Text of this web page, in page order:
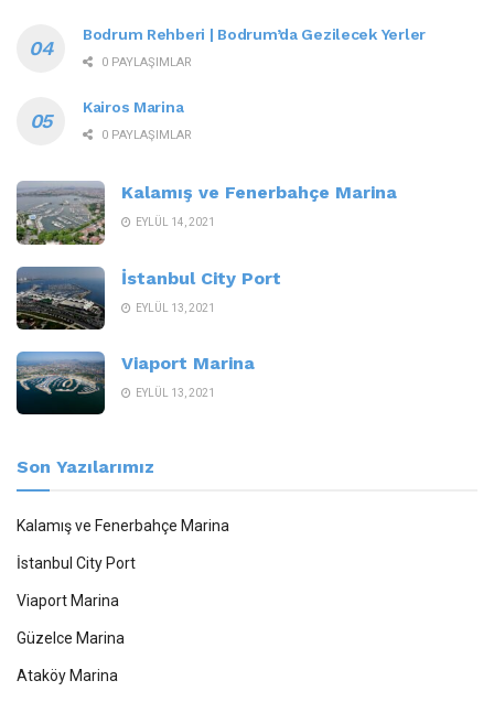
Bodrum Rehberi | Bodrum’da Gezilecek Yerler
0 PAYLAŞIMLAR
Kairos Marina
0 PAYLAŞIMLAR
Kalamış ve Fenerbahçe Marina
EYLÜL 14, 2021
İstanbul City Port
EYLÜL 13, 2021
Viaport Marina
EYLÜL 13, 2021
Son Yazılarımız
Kalamış ve Fenerbahçe Marina
İstanbul City Port
Viaport Marina
Güzelce Marina
Ataköy Marina